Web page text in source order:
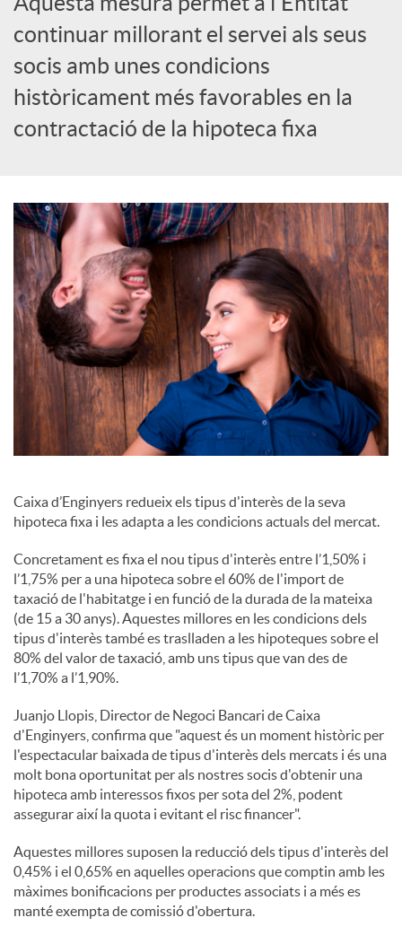
S
o
c
i
a
l
s
continuar millorant el servei als seus
socis amb unes condicions
històricament més favorables en la
contractació de la hipoteca fixa
Caixa d’Enginyers redueix els tipus d'interès de la seva
hipoteca fixa i les adapta a les condicions actuals del mercat.
Concretament es fixa el nou tipus d'interès entre l’1,50% i
l’1,75% per a una hipoteca sobre el 60% de l'import de
taxació de l'habitatge i en funció de la durada de la mateixa
(de 15 a 30 anys). Aquestes millores en les condicions dels
tipus d'interès també es traslladen a les hipoteques sobre el
80% del valor de taxació, amb uns tipus que van des de
l’1,70% a l’1,90%.
Juanjo Llopis, Director de Negoci Bancari de Caixa
d'Enginyers, confirma que "aquest és un moment històric per
l'espectacular baixada de tipus d'interès dels mercats i és una
molt bona oportunitat per als nostres socis d'obtenir una
hipoteca amb interessos fixos per sota del 2%, podent
assegurar així la quota i evitant el risc financer".
Aquestes millores suposen la reducció dels tipus d'interès del
0,45% i el 0,65% en aquelles operacions que comptin amb les
màximes bonificacions per productes associats i a més es
manté exempta de comissió d'obertura.